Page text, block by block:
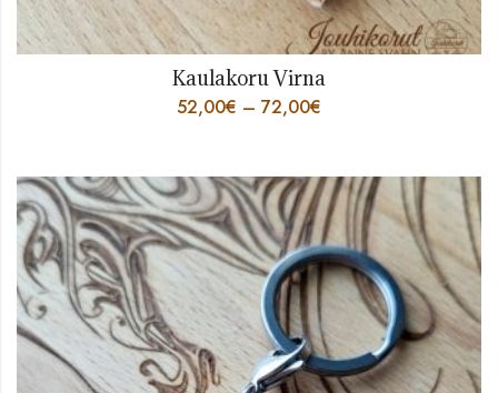
Kaulakoru Virna
52,00€ – 72,00€